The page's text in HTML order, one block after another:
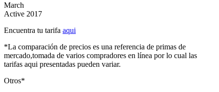
March
Active 2017
Encuentra tu tarifa aqui
*La comparación de precios es una referencia de primas de
mercado,tomada de varios compradores en línea por lo cual las
tarifas aqui presentadas pueden variar.
Otros*